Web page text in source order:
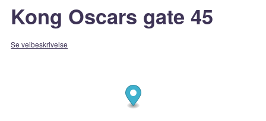
Kong Oscars gate 45
Se veibeskrivelse